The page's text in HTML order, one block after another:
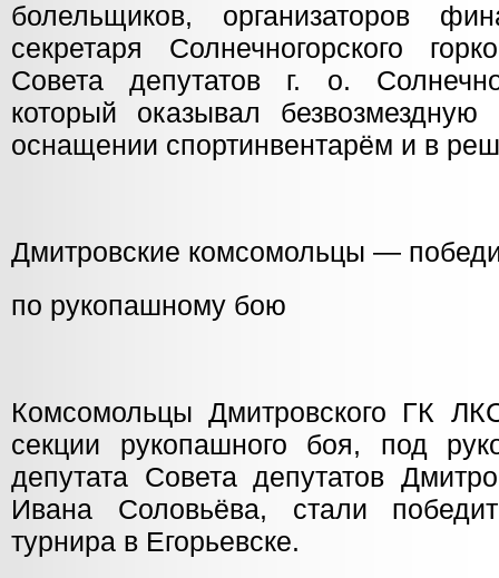
болельщиков, организаторов
секретаря Солнечногорского
Совета депутатов г. о.
который оказывал
оснащении спортинвентарём и в
Дмитровские комсомольцы —
по рукопашному бою
Комсомольцы Дмитровского ГК
секции рукопашного боя, под
депутата Совета депутатов
Ивана Соловьёва, стали
турнира в Егорьевске.